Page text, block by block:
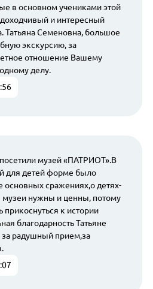
в основном учениками этой
и интересный
Татьяна Семеновна, большое
экскурсию, за
отношение Вашему
делу.
музей «ПАТРИОТ».В
для детей форме было
основных сражениях,о детях-
музеи нужны и ценны, потому
к истории
благодарность Татьяне
радушный прием,за